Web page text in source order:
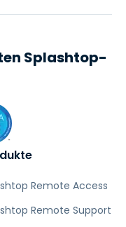
Remote Access
Remote Support
Splashtop-